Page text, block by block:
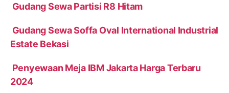
Gudang Sewa Partisi R8 Hitam
Gudang Sewa Soffa Oval International Industrial
Estate Bekasi
Penyewaan Meja IBM Jakarta Harga Terbaru
2024